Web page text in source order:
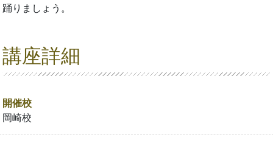
踊りましょう。
講座詳細
開催校
岡崎校